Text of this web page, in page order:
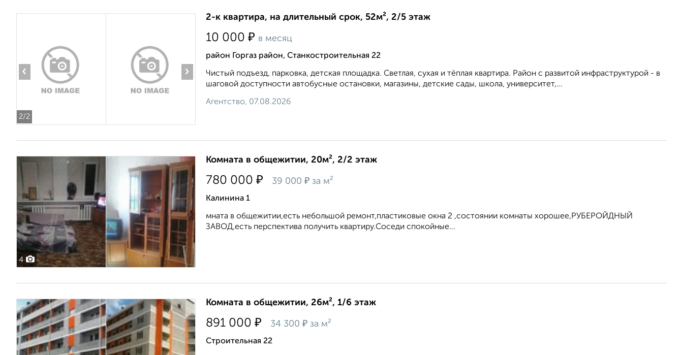
2/2
‹ ›
2-к квартира, на длительный срок, 52м², 2/5 этаж
10 000 ₽ в месяц
район Горгаз район, Станкостроительная 22
Чистый подъезд, парковка, детская площадка. Светлая, сухая и тёплая квартира. Район с развитой инфраструктурой - в
шаговой доступности автобусные остановки, магазины, детские сады, школа, университет,...
Агентство, 07.08.2026
4
Комната в общежитии, 20м², 2/2 этаж
780 000 ₽ 39 000 ₽ за м²
Калинина 1
мната в общежитии,есть небольшой ремонт,пластиковые окна 2 ,состоянии комнаты хорошее,РУБЕРОЙДНЫЙ
ЗАВОД,есть перспектива получить квартиру.Соседи спокойные...
Комната в общежитии, 26м², 1/6 этаж
891 000 ₽ 34 300 ₽ за м²
Строительная 22